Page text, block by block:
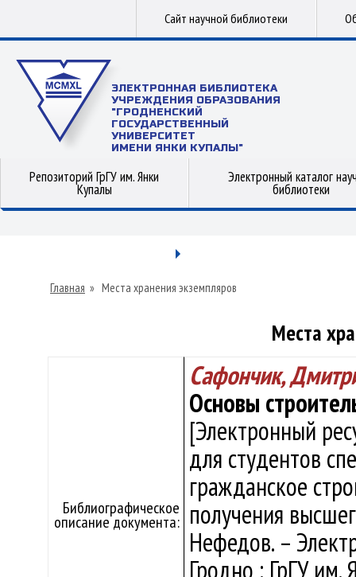
Сайт научной библиотеки
ЭЛЕКТРОННАЯ БИБЛИОТЕКА
УЧРЕЖДЕНИЯ ОБРАЗОВАНИЯ
"ГРОДНЕНСКИЙ
ГОСУДАРСТВЕННЫЙ
УНИВЕРСИТЕТ
ИМЕНИ ЯНКИ КУПАЛЫ"
Репозиторий ГрГУ им. Янки
Купалы
Электронный каталог
библиотеки
Главная » Места хранения экземпляров
Места
Библиографическое
описание документа:
Сафончик,
Основы
[Электронный
для студентов
гражданское
получения
Нефедов. –
Гродно : ГрГУ им.